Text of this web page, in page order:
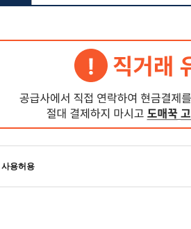
사용허용